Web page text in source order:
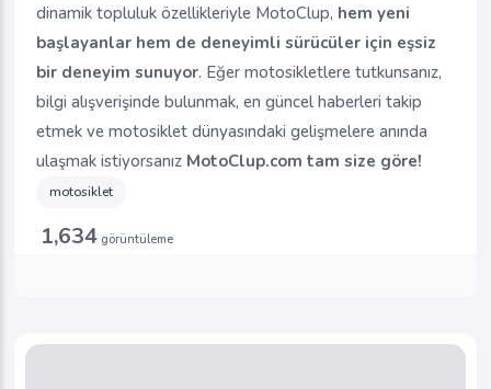
dinamik topluluk özellikleriyle MotoClup, hem yeni
başlayanlar hem de deneyimli sürücüler için eşsiz
bir deneyim sunuyor. Eğer motosikletlere tutkunsanız,
bilgi alışverişinde bulunmak, en güncel haberleri takip
etmek ve motosiklet dünyasındaki gelişmelere anında
ulaşmak istiyorsanız MotoClup.com tam size göre!
motosiklet
1,634 görüntüleme